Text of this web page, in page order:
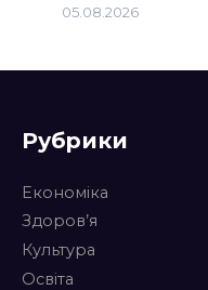
05.08.2026
Рубрики
Економіка
Здоров’я
Культура
Освіта